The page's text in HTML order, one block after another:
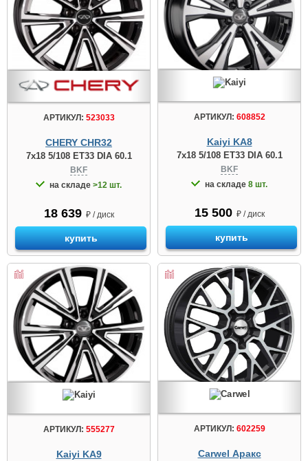
АРТИКУЛ: 523033
CHERY CHR32
7x18 5/108 ET33 DIA 60.1
BKF
на складе >12 шт.
18 639 ₽ / диск
купить
АРТИКУЛ: 608852
Kaiyi KA8
7x18 5/108 ET33 DIA 60.1
BKF
на складе 8 шт.
15 500 ₽ / диск
купить
АРТИКУЛ: 555277
Kaiyi KA9
АРТИКУЛ: 602259
Carwel Аракс